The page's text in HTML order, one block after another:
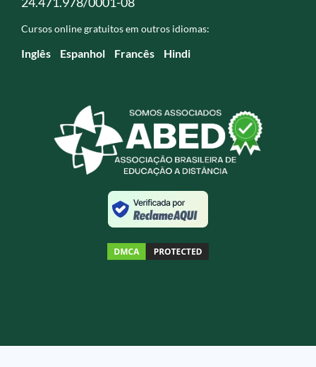
Cursos online gratuitos em outros idiomas:
Inglês Espanhol Francês Hindi